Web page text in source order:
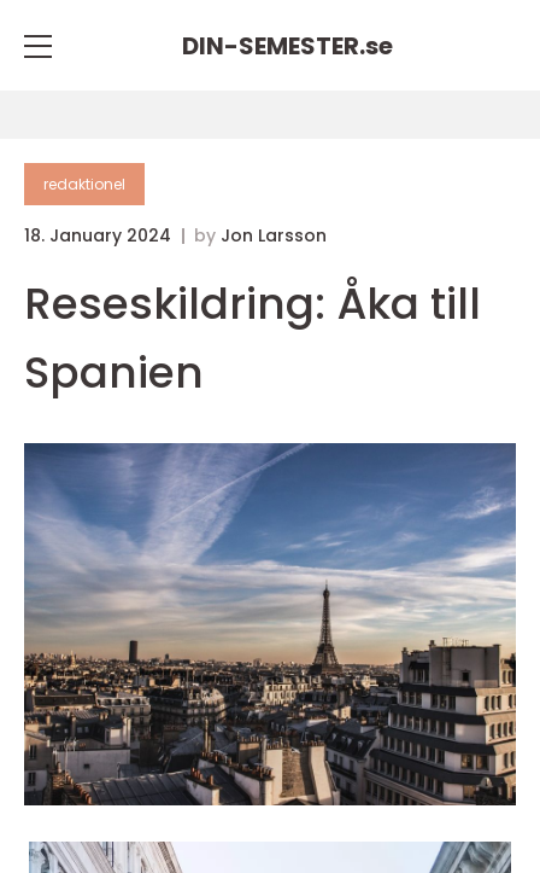
DIN-SEMESTER.se
redaktionel
18. January 2024 by Jon Larsson
Reseskildring: Åka till
Spanien